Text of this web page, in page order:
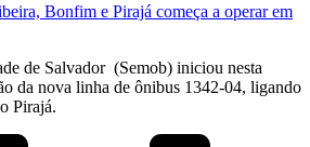
Bonfim e Pirajá começa a operar em
de Salvador (Semob) iniciou nesta
da nova linha de ônibus 1342-04, ligando
Pirajá.